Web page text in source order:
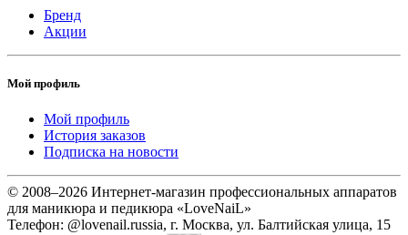
Бренд
Акции
Мой профиль
Мой профиль
История заказов
Подписка на новости
© 2008–2026 Интернет-магазин профессиональных аппаратов
для маникюра и педикюра «LoveNaiL»
Телефон: @lovenail.russia, г. Москва, ул. Балтийская улица, 15